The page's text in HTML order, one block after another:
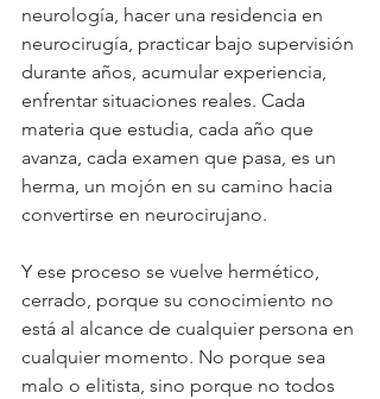
neurología, hacer una residencia en
neurocirugía, practicar bajo supervisión
durante años, acumular experiencia,
enfrentar situaciones reales. Cada
materia que estudia, cada año que
avanza, cada examen que pasa, es un
herma, un mojón en su camino hacia
convertirse en neurocirujano.
Y ese proceso se vuelve hermético,
cerrado, porque su conocimiento no
está al alcance de cualquier persona en
cualquier momento. No porque sea
malo o elitista, sino porque no todos